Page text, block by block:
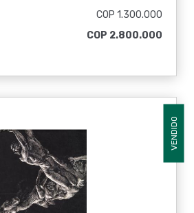
de la carpeta Arte y
COP 1.300.000
COP 2.800.000
VENDIDO